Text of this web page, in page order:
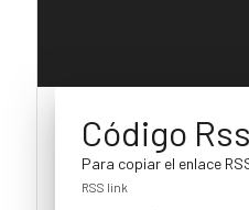
Código Rss
Para copiar el enlace
RSS link